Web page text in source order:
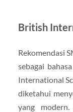
British
Rekomendasi
sebagai
International
diketahui
yang